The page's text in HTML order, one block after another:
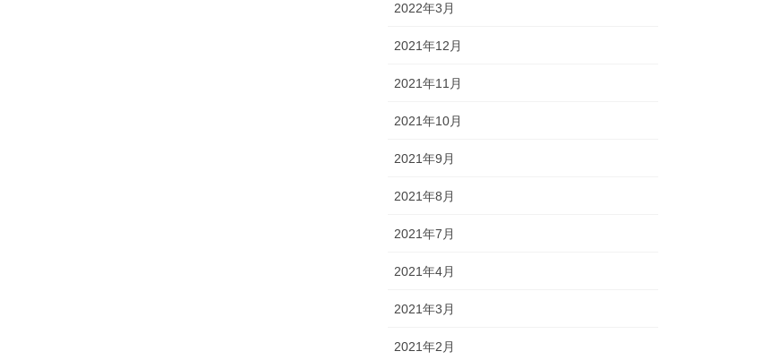
2022年3月
2021年12月
2021年11月
2021年10月
2021年9月
2021年8月
2021年7月
2021年4月
2021年3月
2021年2月